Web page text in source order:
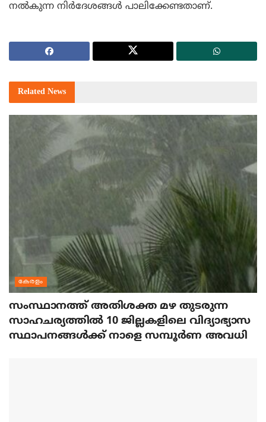
നല്‍കുന്ന നിര്‍ദേശങ്ങള്‍ പാലിക്കേണ്ടതാണ്.
Related News
കേരളം
സംസ്ഥാനത്ത് അതിശക്ത മഴ തുടരുന്ന
സാഹചര്യത്തിൽ 10 ജില്ലകളിലെ വിദ്യാഭ്യാസ
സ്ഥാപനങ്ങൾക്ക് നാളെ സമ്പൂർണ അവധി